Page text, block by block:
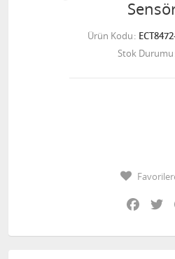
Ürün Kodu
Stok Durumu